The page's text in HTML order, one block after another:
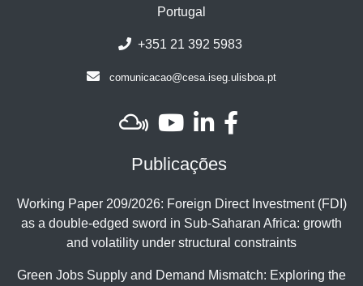
Portugal
+351 21 392 5983
comunicacao@cesa.iseg.ulisboa.pt
Publicações
Working Paper 209/2026: Foreign Direct Investment (FDI)
as a double-edged sword in Sub-Saharan Africa: growth
and volatility under structural constraints
Green Jobs Supply and Demand Mismatch: Exploring the